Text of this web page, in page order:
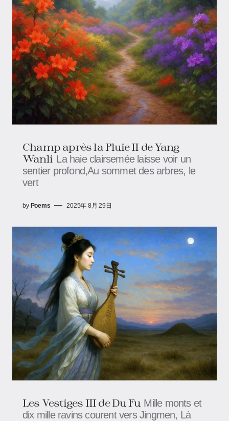
Champ après la Pluie II de Yang
Wanli La haie clairsemée laisse voir un
sentier profond,Au sommet des arbres, le
vert
by Poems 2025年 8月 29日
Les Vestiges III de Du Fu Mille monts et
dix mille ravins courent vers Jingmen, Là